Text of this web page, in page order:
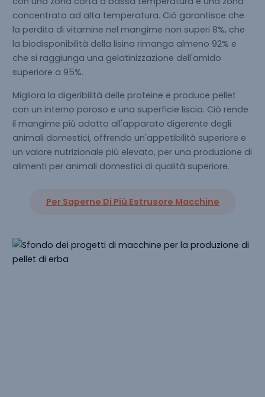
concentrata ad alta temperatura. Ciò garantisce che
la perdita di vitamine nel mangime non superi 8%, che
la biodisponibilità della lisina rimanga almeno 92% e
che si raggiunga una gelatinizzazione dell'amido
superiore a 95%.
Migliora la digeribilità delle proteine e produce pellet
con un interno poroso e una superficie liscia. Ciò rende
il mangime più adatto all'apparato digerente degli
animali domestici, offrendo un'appetibilità superiore e
un valore nutrizionale più elevato, per una produzione di
alimenti per animali domestici di qualità superiore.
Per Saperne Di Più Estrusore Macchine